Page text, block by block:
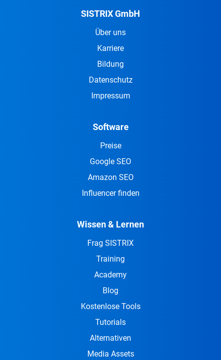
SISTRIX GmbH
Über uns
Karriere
Bildung
Datenschutz
Impressum
Software
Preise
Google SEO
Amazon SEO
Influencer finden
Wissen & Lernen
Frag SISTRIX
Training
Academy
Blog
Kostenlose Tools
Tutorials
Alternativen
Media Assets